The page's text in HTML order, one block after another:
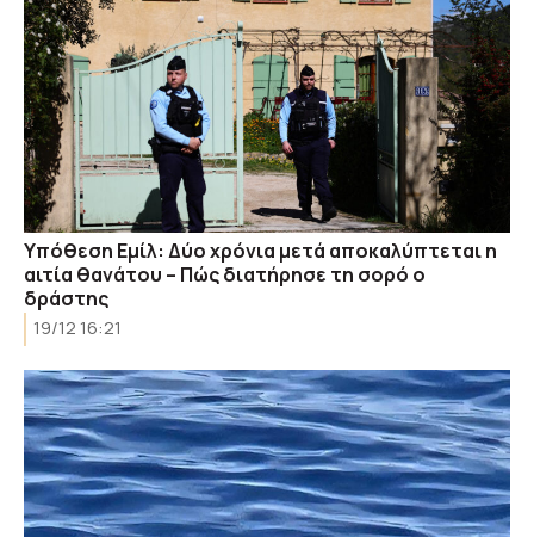
Υπόθεση Εμίλ: Δύο χρόνια μετά αποκαλύπτεται η
αιτία θανάτου – Πώς διατήρησε τη σορό ο
δράστης
19/12 16:21